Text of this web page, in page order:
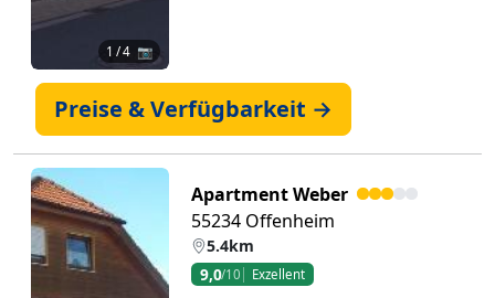
1 / 4 📷
Preise & Verfügbarkeit →
Apartment Weber
55234 Offenheim
5.4km
9,0/10 Exzellent